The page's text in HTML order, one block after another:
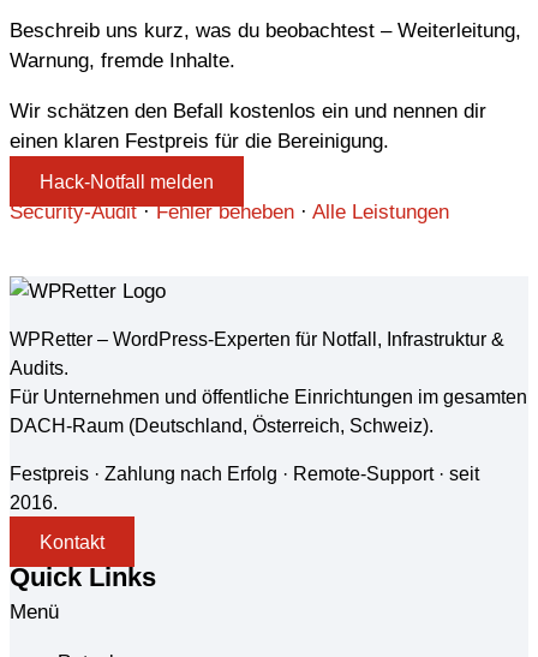
Beschreib uns kurz, was du beobachtest – Weiterleitung,
Warnung, fremde Inhalte.
Wir schätzen den Befall kostenlos ein und nennen dir
einen klaren Festpreis für die Bereinigung.
Hack-Notfall melden
Security-Audit·Fehler beheben · Alle Leistungen
WPRetter – WordPress-Experten für Notfall, Infrastruktur &
Audits.
Für Unternehmen und öffentliche Einrichtungen im gesamten
DACH-Raum (Deutschland, Österreich, Schweiz).
Festpreis · Zahlung nach Erfolg · Remote-Support · seit
2016.
Kontakt
Quick Links
Menü